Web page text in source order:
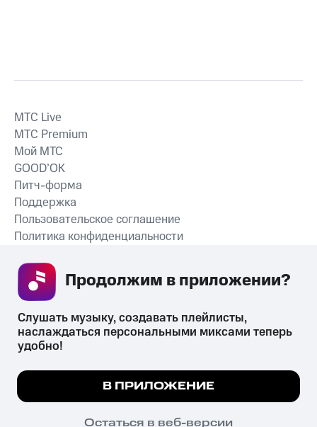
СКАЧАТЬ ПРИЛОЖЕНИЕ
MTС Live
MTС Premium
Мой МТС
GOOD’OK
Питч-форма
Поддержка
Пользовательское соглашение
Политика конфиденциальности
психотропных веществ, их аналогов причиняет вред здоровью,
их незаконный оборот запрещён и влечёт установленную
законодательством ответственность.
© 2026 ООО «КИОН».
Мы используем куки, чтобы на сайте все
Подробнее
ПОНЯТНО
Слушать музыку, создавать плейлисты,
наслаждаться персональными миксами теперь
удобно!
В ПРИЛОЖЕНИЕ
Остаться в веб-версии